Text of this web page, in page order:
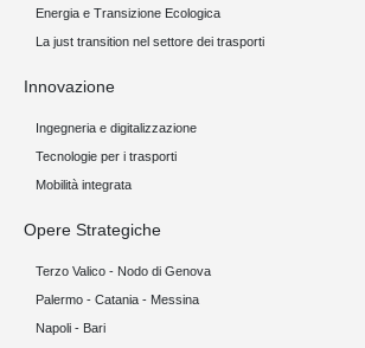
Energia e Transizione Ecologica
La just transition nel settore dei trasporti
Innovazione
Ingegneria e digitalizzazione
Tecnologie per i trasporti
Mobilità integrata
Opere Strategiche
Terzo Valico - Nodo di Genova
Palermo - Catania - Messina
Napoli - Bari